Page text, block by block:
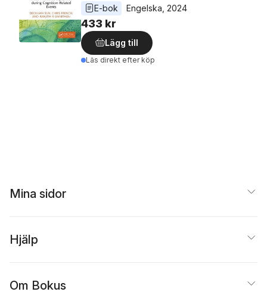
E-bok
Engelska 2024
433 kr
Lägg till
Läs direkt efter köp
Mina sidor
Hjälp
Om Bokus